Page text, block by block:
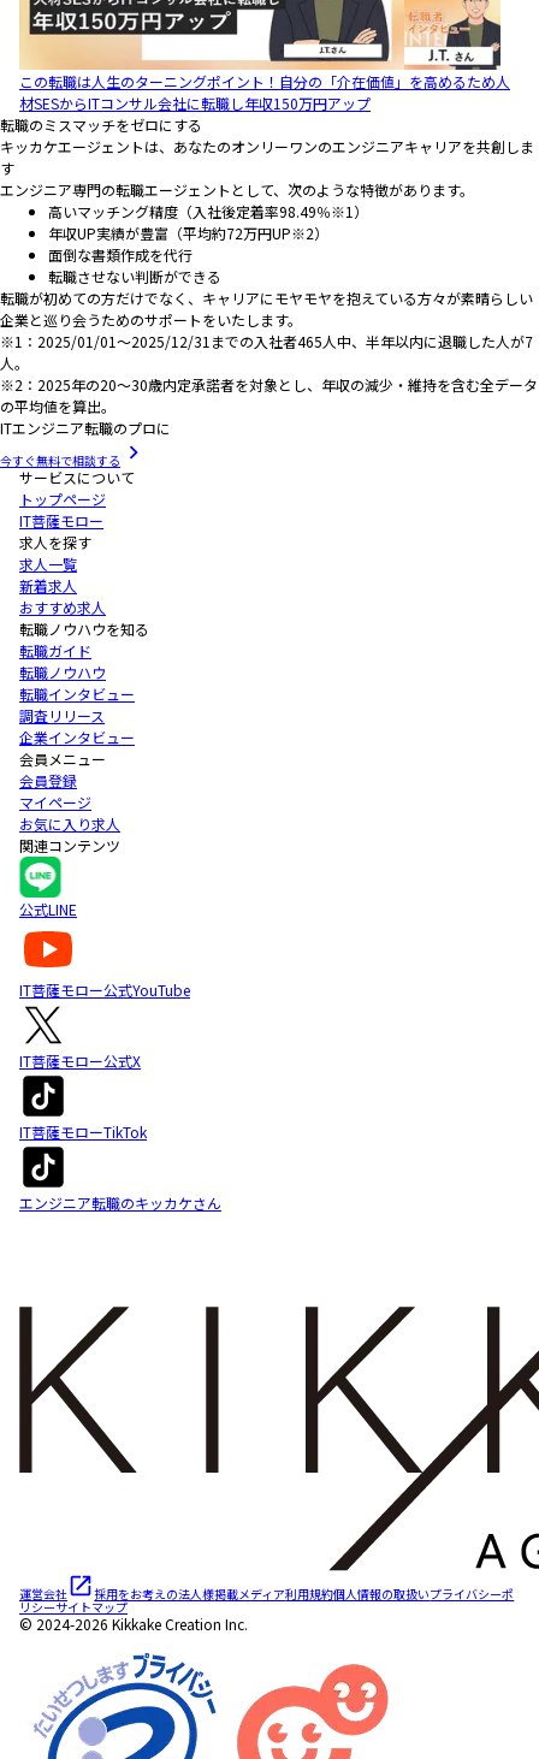
この転職は人生のターニングポイント！自分の「介在価値」を高めるため人
材SESからITコンサル会社に転職し年収150万円アップ
転職のミスマッチをゼロにする
キッカケエージェントは、あなたのオンリーワンのエンジニアキャリアを共創しま
す
エンジニア専門の転職エージェントとして、次のような特徴があります。
高いマッチング精度（入社後定着率98.49％※1）
年収UP実績が豊富（平均約72万円UP※2）
面倒な書類作成を代行
転職させない判断ができる
転職が初めての方だけでなく、キャリアにモヤモヤを抱えている方々が素晴らしい
企業と巡り会うためのサポートをいたします。
※1：2025/01/01～2025/12/31までの入社者465人中、半年以内に退職した人が7
人。
※2：2025年の20～30歳内定承諾者を対象とし、年収の減少・維持を含む全データ
の平均値を算出。
ITエンジニア転職のプロに
今すぐ無料で相談する
サービスについて
トップページ
IT菩薩モロー
求人を探す
求人一覧
新着求人
おすすめ求人
転職ノウハウを知る
転職ガイド
転職ノウハウ
転職インタビュー
調査リリース
企業インタビュー
会員メニュー
会員登録
マイページ
お気に入り求人
関連コンテンツ
公式LINE
IT菩薩モロー公式YouTube
IT菩薩モロー公式X
IT菩薩モローTikTok
エンジニア転職のキッカケさん
運営会社 採用をお考えの法人様掲載メディア利用規約個人情報の取扱いプライバシーポ
リシーサイトマップ
© 2024-2026 Kikkake Creation Inc.